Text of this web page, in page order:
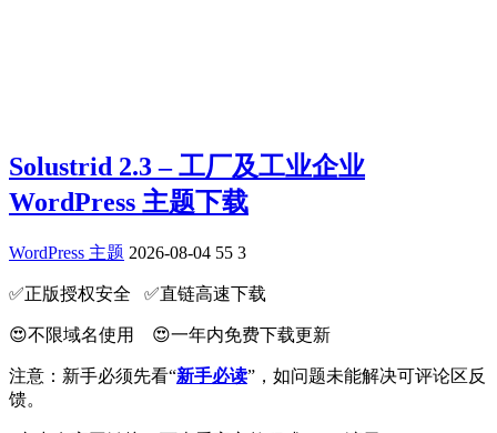
Solustrid 2.3 – 工厂及工业企业
WordPress 主题下载
WordPress 主题 2026-08-04 55 3
✅️正版授权安全 ✅️直链高速下载
😍不限域名使用 😍一年内免费下载更新
注意：新手必须先看“新手必读”，如问题未能解决可评论区反
馈。